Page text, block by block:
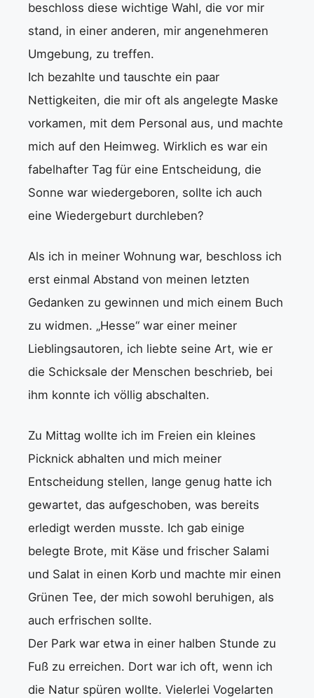
beschloss diese wichtige Wahl, die vor mir
stand, in einer anderen, mir angenehmeren
Umgebung, zu treffen.
Ich bezahlte und tauschte ein paar
Nettigkeiten, die mir oft als angelegte Maske
vorkamen, mit dem Personal aus, und machte
mich auf den Heimweg. Wirklich es war ein
fabelhafter Tag für eine Entscheidung, die
Sonne war wiedergeboren, sollte ich auch
eine Wiedergeburt durchleben?
Als ich in meiner Wohnung war, beschloss ich
erst einmal Abstand von meinen letzten
Gedanken zu gewinnen und mich einem Buch
zu widmen. „Hesse“ war einer meiner
Lieblingsautoren, ich liebte seine Art, wie er
die Schicksale der Menschen beschrieb, bei
ihm konnte ich völlig abschalten.
Zu Mittag wollte ich im Freien ein kleines
Picknick abhalten und mich meiner
Entscheidung stellen, lange genug hatte ich
gewartet, das aufgeschoben, was bereits
erledigt werden musste. Ich gab einige
belegte Brote, mit Käse und frischer Salami
und Salat in einen Korb und machte mir einen
Grünen Tee, der mich sowohl beruhigen, als
auch erfrischen sollte.
Der Park war etwa in einer halben Stunde zu
Fuß zu erreichen. Dort war ich oft, wenn ich
die Natur spüren wollte. Vielerlei Vogelarten